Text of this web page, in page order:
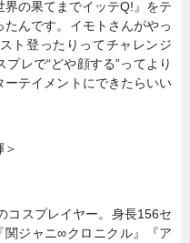
の果てまでイッテQ!』をテ
んです。イモトさんがやっ
ト登ったりってチャレンジ
レで“どや顔する”ってより
ーテイメントにできたらいい
コスプレイヤー。身長156セ
ジャニ∞クロニクル』『ア